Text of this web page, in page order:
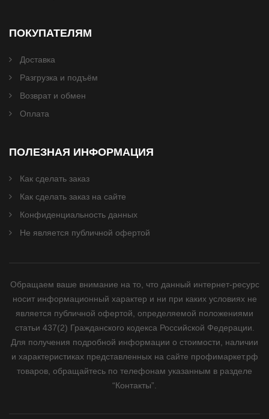
ПОКУПАТЕЛЯМ
Доставка
Разгрузка и подъём
Возврат и обмен
Оплата
ПОЛЕЗНАЯ ИНФОРМАЦИЯ
Как сделать заказ
Как сделать заказ на сайте
Конфиденциальность данных
Не является публичной офертой
Обращаем ваше внимание на то, что данный интернет-ресурс
носит информационный характер и ни при каких условиях не
является публичной офертой, определяемой положениями
статьи 437(2) Гражданского кодекса Российской Федерации.
Для получения подробной информации о стоимости, наличии
и характеристиках представленных на сайте профимаркет.рф
товаров, обращайтесь по телефонам указанным в разделе
“Контакты”.